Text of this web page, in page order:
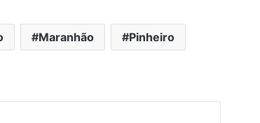
Maranhão Pinheiro